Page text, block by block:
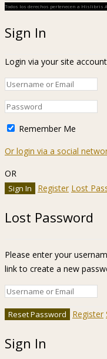
Todos los derechos pertenecen a Hislibris
Sign In
Login via your site account
Remember Me
Or login via a social
OR
Register Lost
Lost Password
Please enter your
link to create a new
Register
Sign In